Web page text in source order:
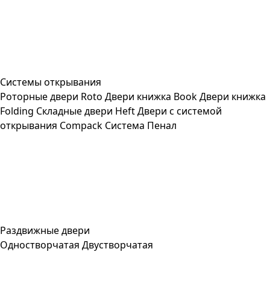
Системы открывания
Роторные двери Roto Двери книжка BookДвери книжка
Folding Складные двери HeftДвери с системой
открывания Compack Система Пенал
Раздвижные двери
Одностворчатая Двустворчатая